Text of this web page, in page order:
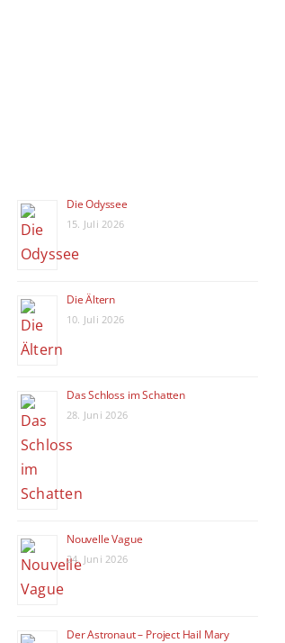
Die Odyssee
15. Juli 2026
Die Ältern
10. Juli 2026
Das Schloss im Schatten
28. Juni 2026
Nouvelle Vague
24. Juni 2026
Der Astronaut – Project Hail Mary